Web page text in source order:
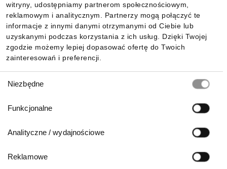
witryny, udostępniamy partnerom społecznościowym,
reklamowym i analitycznym. Partnerzy mogą połączyć te
informacje z innymi danymi otrzymanymi od Ciebie lub
uzyskanymi podczas korzystania z ich usług. Dzięki Twojej
zgodzie możemy lepiej dopasować ofertę do Twoich
zainteresowań i preferencji.
zgody
Niezbędne
Funkcjonalne
Analityczne / wydajnościowe
Reklamowe
Pobierz naszą aplikację mobilną: